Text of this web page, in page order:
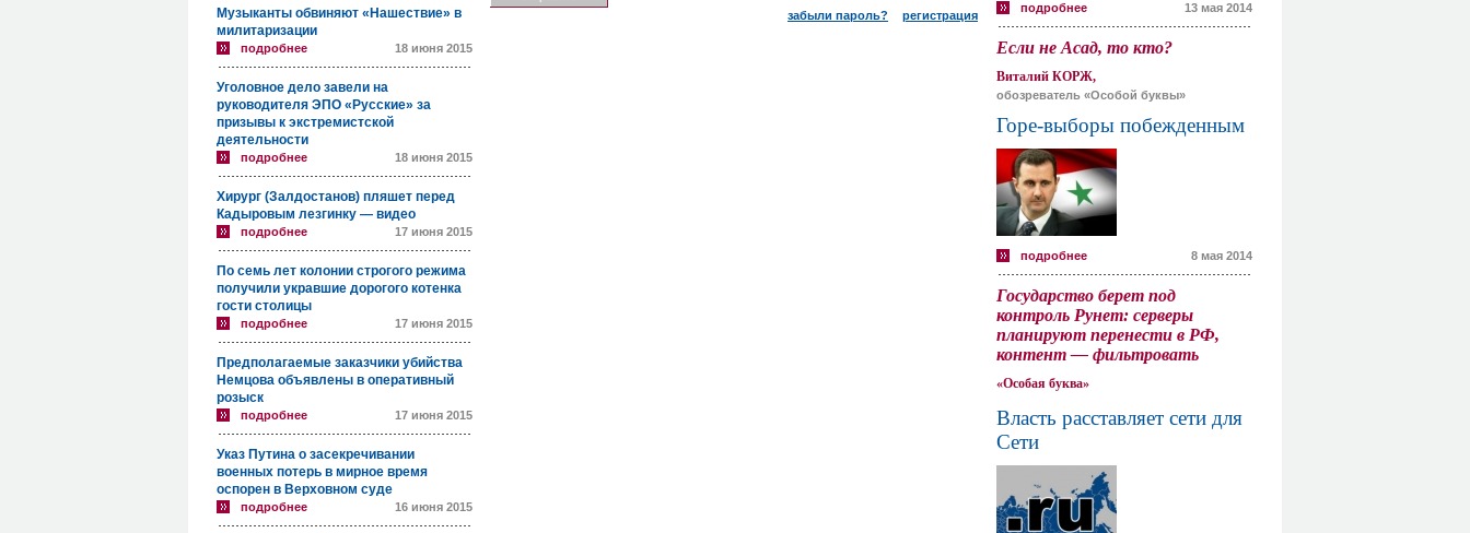
Музыканты обвиняют «Нашествие» в
милитаризации
подробнее 18 июня 2015
Уголовное дело завели на
руководителя ЭПО «Русские» за
призывы к экстремистской
деятельности
подробнее 18 июня 2015
Хирург (Залдостанов) пляшет перед
Кадыровым лезгинку — видео
подробнее 17 июня 2015
По семь лет колонии строгого режима
получили укравшие дорогого котенка
гости столицы
подробнее 17 июня 2015
Предполагаемые заказчики убийства
Немцова объявлены в оперативный
розыск
подробнее 17 июня 2015
Указ Путина о засекречивании
военных потерь в мирное время
оспорен в Верховном суде
подробнее 16 июня 2015
забыли пароль? регистрация
подробнее 13 мая 2014
Если не Асад, то кто?
Виталий КОРЖ,
обозреватель «Особой буквы»
Горе-выборы побежденным
подробнее 8 мая 2014
Государство берет под
контроль Рунет: серверы
планируют перенести в РФ,
контент — фильтровать
«Особая буква»
Власть расставляет сети для
Сети